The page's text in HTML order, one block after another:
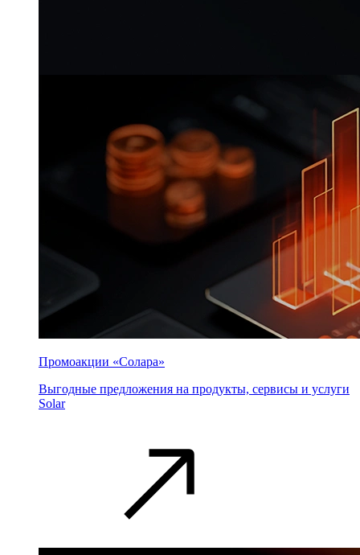
Промоакции «Солара»
Выгодные предложения на продукты, сервисы и услуги
Solar